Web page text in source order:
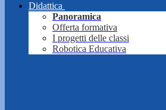
Didattica
Panoramica
Offerta formativa
I progetti delle classi
Robotica Educativa